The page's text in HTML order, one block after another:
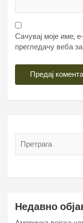
Сачувај моје име,
прегледачу веба
Недавно